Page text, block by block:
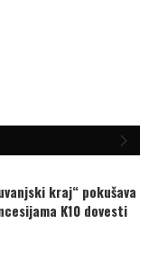
kraj“ pokušava
K10 dovesti